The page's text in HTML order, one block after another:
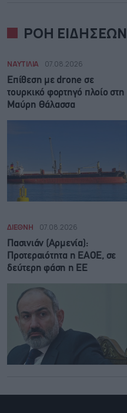
ΡΟΗ ΕΙΔΗΣΕΩΝ
ΝΑΥΤΙΛΙΑ 07.08.2026
Επίθεση με drone σε
τουρκικό φορτηγό πλοίο στη
Μαύρη Θάλασσα
ΔΙΕΘΝΗ 07.08.2026
Πασινιάν (Αρμενία):
Προτεραιότητα η ΕΑΟΕ, σε
δεύτερη φάση η ΕΕ